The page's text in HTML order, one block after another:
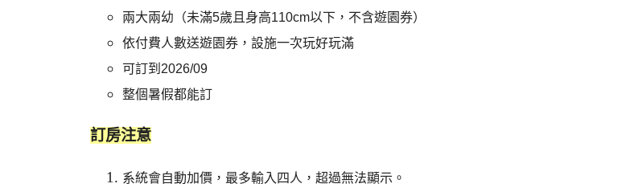
兩大兩幼（未滿5歲且身高110cm以下，不含遊園券）
依付費人數送遊園券，設施一次玩好玩滿
可訂到2026/09
整個暑假都能訂
訂房注意
系統會自動加價，最多輸入四人，超過無法顯示。